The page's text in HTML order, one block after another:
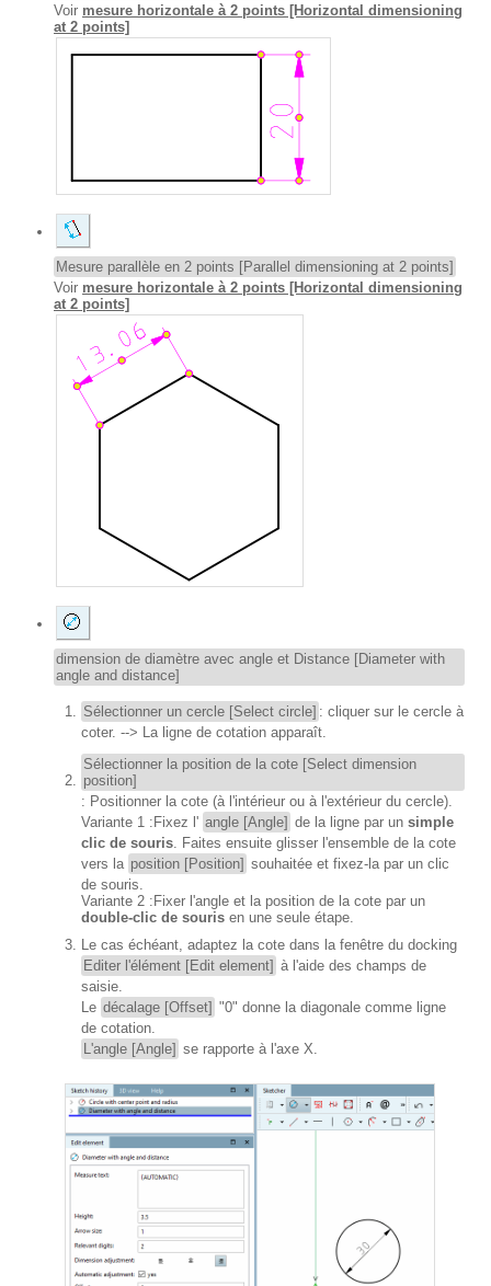
Voir mesure horizontale à 2 points [Horizontal dimensioning
at 2 points]
Mesure parallèle en 2 points [Parallel dimensioning at 2 points]
Voir mesure horizontale à 2 points [Horizontal dimensioning
at 2 points]
dimension de diamètre avec angle et Distance [Diameter with
angle and distance]
Sélectionner un cercle [Select circle] : cliquer sur le cercle à
coter. --> La ligne de cotation apparaît.
Sélectionner la position de la cote [Select dimension
position]
: Positionner la cote (à l'intérieur ou à l'extérieur du cercle).
Variante 1 :Fixez l' angle [Angle] de la ligne par un simple
clic de souris . Faites ensuite glisser l'ensemble de la cote
vers la position [Position] souhaitée et fixez-la par un clic
de souris.
Variante 2 :Fixer l'angle et la position de la cote par un
double-clic de souris en une seule étape.
Le cas échéant, adaptez la cote dans la fenêtre du docking
Editer l'élément [Edit element] à l'aide des champs de
saisie.
Le décalage [Offset] "0" donne la diagonale comme ligne
de cotation.
L'angle [Angle] se rapporte à l'axe X.